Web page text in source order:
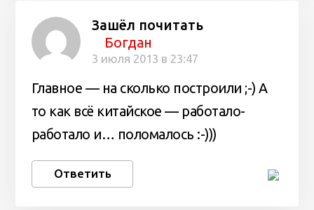
Зашёл почитать
Богдан
3 июля 2013 в 23:47
Главное — на сколько построили ;-) А
то как всё китайское — работало-
работало и… поломалось :-)))
Ответить